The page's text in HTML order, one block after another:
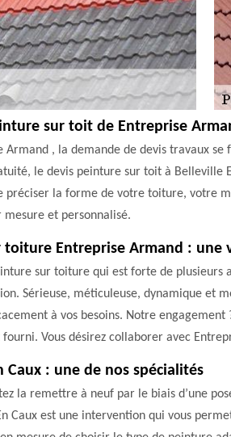
sur toit de Entreprise
Armand , la demande de devis travaux
le devis peinture sur toit à Belleville
préciser la forme de votre toiture, votre
et personnalisé.
toiture Entreprise Armand : une
sur toiture qui est forte de plusieurs
Sérieuse, méticuleuse, dynamique
à vos besoins. Notre
Vous désirez collaborer avec
: une de nos spécialités
la remettre à neuf par le biais d’une
Caux est une intervention qui vous